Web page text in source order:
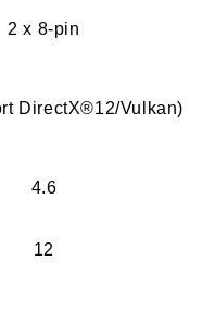
2 x 8-pin
DirectX®12/Vulkan)
4.6
12